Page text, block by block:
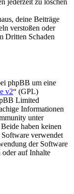
jederzeit zu löschen
deine Beiträge
verstoßen oder
Dritten Schaden
phpBB um eine
v2“ (GPL)
Limited
Informationen
unter
haben keinen
verwendet
der Software
oder auf Inhalte